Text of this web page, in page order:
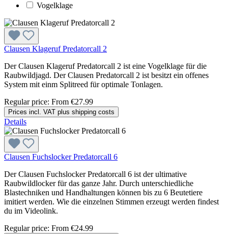
Vogelklage
Clausen Klageruf Predatorcall 2
Der Clausen Klageruf Predatorcall 2 ist eine Vogelklage für die
Raubwildjagd. Der Clausen Predatorcall 2 ist besitzt ein offenes
System mit einm Splitreed für optimale Tonlagen.
Regular price: From €27.99
Prices incl. VAT plus shipping costs
Details
Clausen Fuchslocker Predatorcall 6
Der Clausen Fuchslocker Predatorcall 6 ist der ultimative
Raubwildlocker für das ganze Jahr. Durch unterschiedliche
Blastechniken und Handhaltungen können bis zu 6 Beutetiere
imitiert werden. Wie die einzelnen Stimmen erzeugt werden findest
du im Videolink.
Regular price: From €24.99